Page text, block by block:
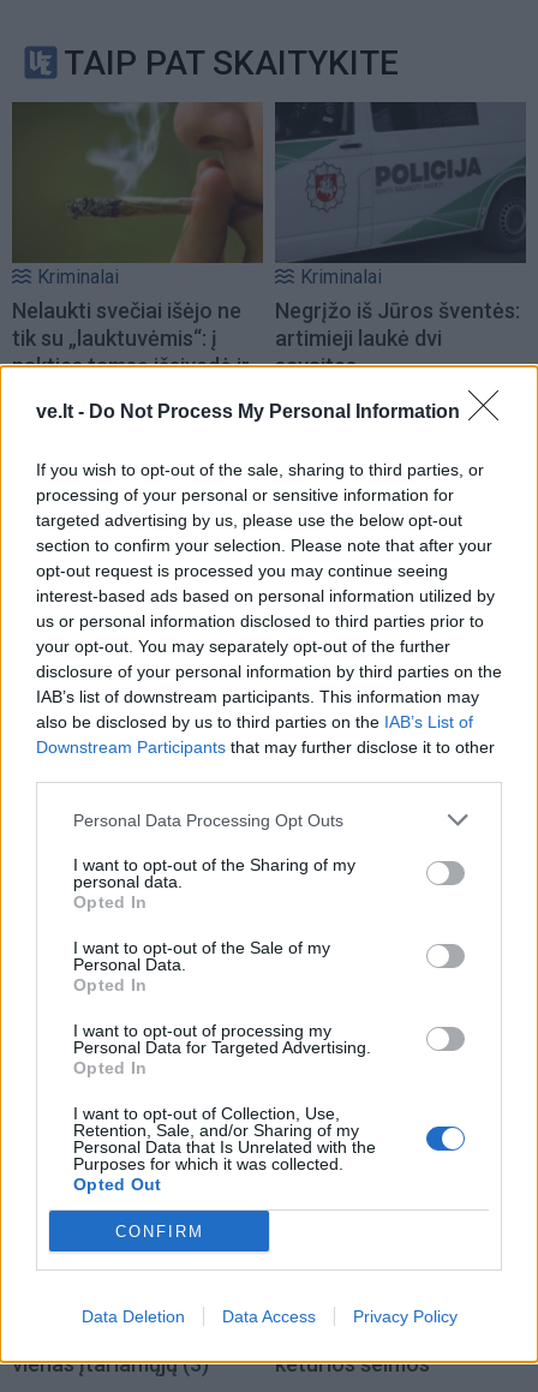
ve.lt - Do Not Process My Personal Information
If you wish to opt-out of the sale, sharing to third parties, or
processing of your personal or sensitive information for
targeted advertising by us, please use the below opt-out
section to confirm your selection. Please note that after your
opt-out request is processed you may continue seeing
interest-based ads based on personal information utilized by
us or personal information disclosed to third parties prior to
your opt-out. You may separately opt-out of the further
disclosure of your personal information by third parties on the
IAB’s list of downstream participants. This information may
also be disclosed by us to third parties on the IAB’s List of
Downstream Participants that may further disclose it to other
Personal Data Processing Opt Outs
I want to opt-out of the Sharing of my
personal data.
Opted In
I want to opt-out of the Sale of my
Personal Data.
Opted In
I want to opt-out of processing my
Personal Data for Targeted Advertising.
Opted In
I want to opt-out of Collection, Use,
Retention, Sale, and/or Sharing of my
Personal Data that Is Unrelated with the
Purposes for which it was collected.
Opted Out
CONFIRM
Data Deletion Data Access Privacy Policy
TAIP PAT SKAITYKITE
Kriminalai
Nelaukti svečiai išėjo ne
tik su „lauktuvėmis“: į
nakties tamsą išsivedė ir
Kriminalai
Negrįžo iš Jūros šventės:
artimieji laukė dvi
savaites
Kriminalai
Dviem Klaipėdos
gimnazistams už kanapių
pagrobimą ir platinimą –
lygtinis laisvės atėmimas
Kriminalai
„Fūristas“ į judrią
sankryžą įlėkė „ant
rankinio“: vilkiko
puspriekabės ratai pakilo
į orą(7)
Kriminalai
Niekšui panižo rankos:
vėliau ir jos nepilnametę
(2)
Kriminalai
ištuštino žaidimų
Kriminalai
Paramediko nužudymo
vienas įtariamųjų(3)
Kriminalai
Užsidegė lauko pavėsinė:
keturios šeimos